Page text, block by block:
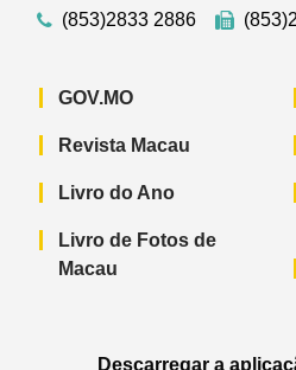
(853)2833 2886
GOV.MO
Revista Macau
Livro do Ano
Livro de Fotos de
Macau
Descarregar a